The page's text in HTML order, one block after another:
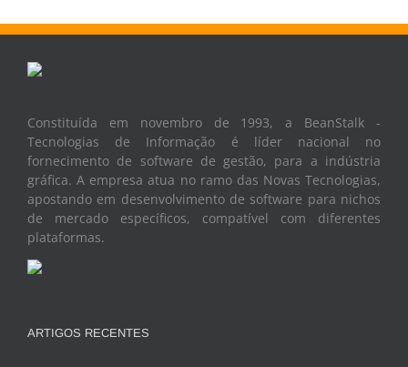
Constituída em novembro de 1993, a BeanStalk -
Tecnologias de Informação é líder nacional no
fornecimento de software de gestão, para a indústria
gráfica. A empresa atua no ramo das Novas Tecnologias,
apostando em desenvolvimento de software para nichos
de mercado específicos, compatível com diferentes
plataformas.
ARTIGOS RECENTES